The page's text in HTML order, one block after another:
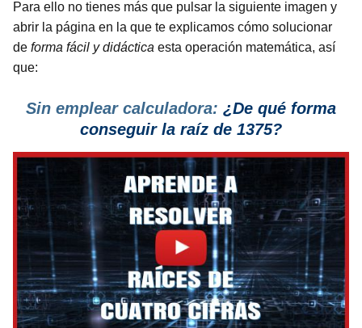
Para ello no tienes más que pulsar la siguiente imagen y
abrir la página en la que te explicamos cómo solucionar
de forma fácil y didáctica esta operación matemática, así
que:
Sin emplear calculadora: ¿De qué forma
conseguir la raíz de 1375?